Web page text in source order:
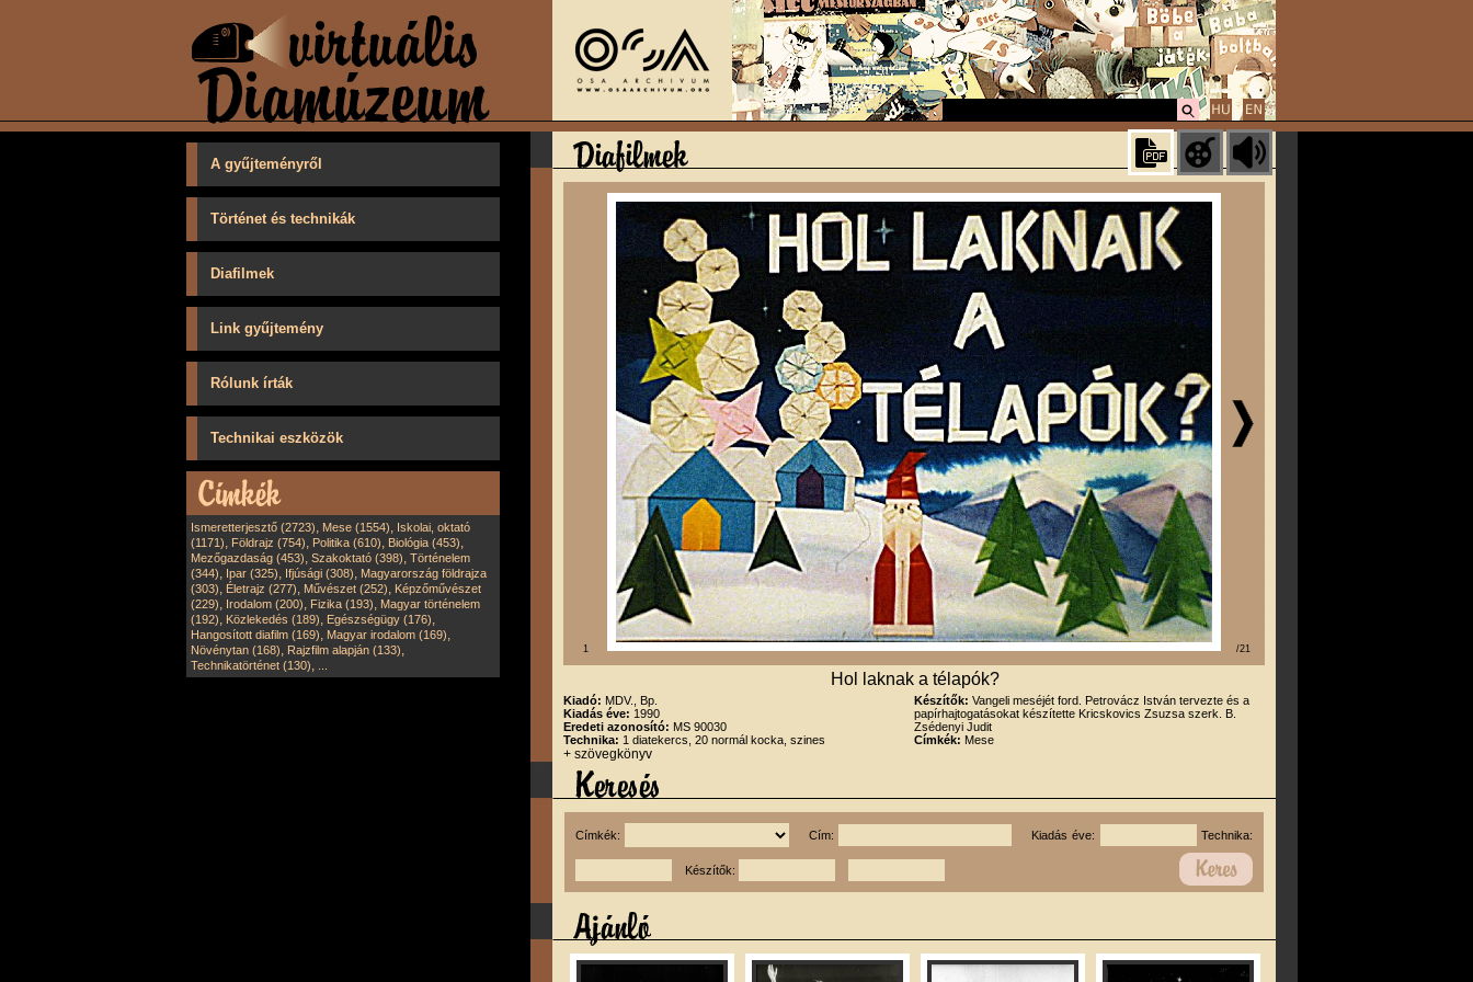
A gyűjteményről
Történet és technikák
Diafilmek
Link gyűjtemény
Rólunk írták
Technikai eszközök
Ismeretterjesztő (2723), Mese (1554), Iskolai, oktató
(1171), Földrajz (754), Politika (610), Biológia (453),
Mezőgazdaság (453), Szakoktató (398), Történelem
(344), Ipar (325), Ifjúsági (308), Magyarország földrajza
(303), Életrajz (277), Művészet (252), Képzőművészet
(229), Irodalom (200), Fizika (193), Magyar történelem
(192), Közlekedés (189), Egészségügy (176),
Hangosított diafilm (169), Magyar irodalom (169),
Növénytan (168), Rajzfilm alapján (133),
Technikatörténet (130),
1 /21
Hol laknak a télapók?
Kiadó: MDV., Bp.
Kiadás éve: 1990
Eredeti azonosító: MS 90030
Technika: 1 diatekercs, 20 normál kocka, szines
Készítők: Vangeli meséjét ford. Petrovácz István tervezte és a
papírhajtogatásokat készítette Kricskovics Zsuzsa szerk. B.
Zsédenyi Judit
Címkék: Mese
+ szövegkönyv
Címkék: Cím: Kiadás éve: Technika:
Készítők: